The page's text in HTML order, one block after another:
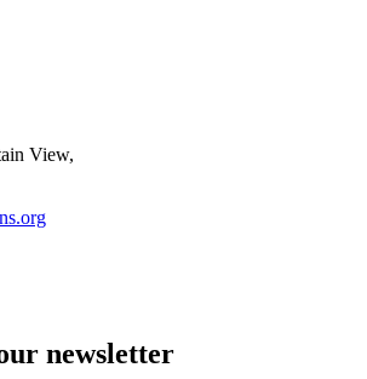
View,
newsletter